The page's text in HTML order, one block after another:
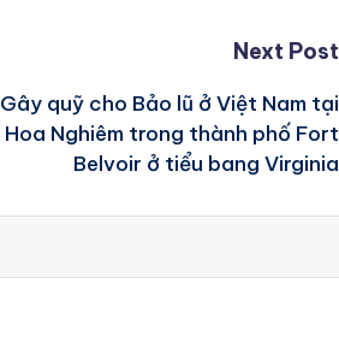
Next Post
quỹ cho Bảo lũ ở Việt Nam tại
Hoa Nghiêm trong thành phố Fort
Belvoir ở tiểu bang Virginia